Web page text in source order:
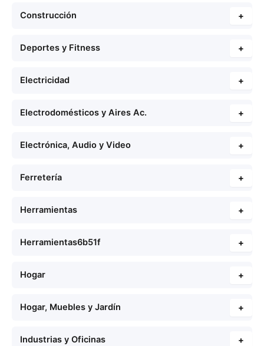
Construcción +
Deportes y Fitness +
Electricidad +
Electrodomésticos y Aires Ac. +
Electrónica, Audio y Video +
Ferretería +
Herramientas +
Herramientas6b51f +
Hogar +
Hogar, Muebles y Jardín +
Industrias y Oficinas +